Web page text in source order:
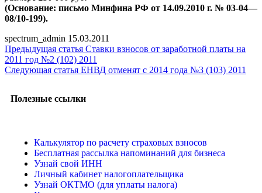
(Основание: письмо Минфина РФ от 14.09.2010 г. № 03-04—
08/10-199).
spectrum_admin 15.03.2011
Предыдущая статья Ставки взносов от заработной платы на
2011 год №2 (102) 2011
Следующая статья ЕНВД отменят с 2014 года №3 (103) 2011
Полезные ссылки
Калькулятор по расчету страховых взносов
Бесплатная рассылка напоминаний для бизнеса
Узнай свой ИНН
Личный кабинет налогоплательщика
Узнай ОКТМО (для уплаты налога)